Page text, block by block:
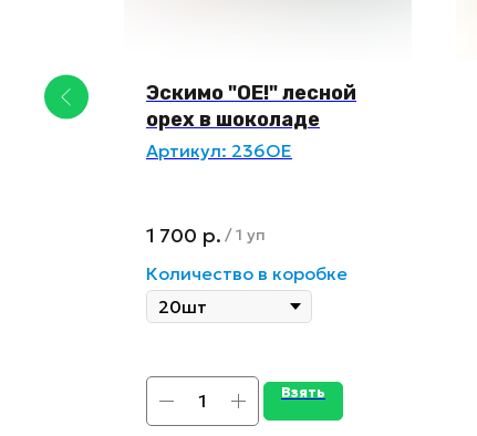
Эскимо "ОЕ!" лесной
орех в шоколаде
Артикул: 236ОЕ
1 700 р. /1 уп
Количество в коробке
Взять